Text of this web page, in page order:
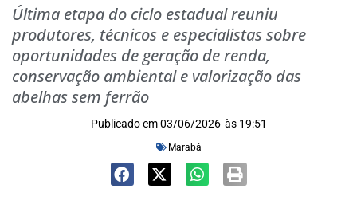
Última etapa do ciclo estadual reuniu
produtores, técnicos e especialistas sobre
oportunidades de geração de renda,
conservação ambiental e valorização das
abelhas sem ferrão
Publicado em 03/06/2026 às 19:51
Marabá